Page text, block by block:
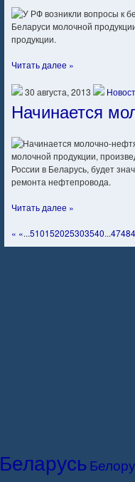
Беларуси молочной
продукции.
Читать далее »
30 августа, 2013
Начинается
молочной продукции,
России в Беларусь, будет
ремонта нефтепровода.
Читать далее »
« «...510152025303540...4748
Беларусь